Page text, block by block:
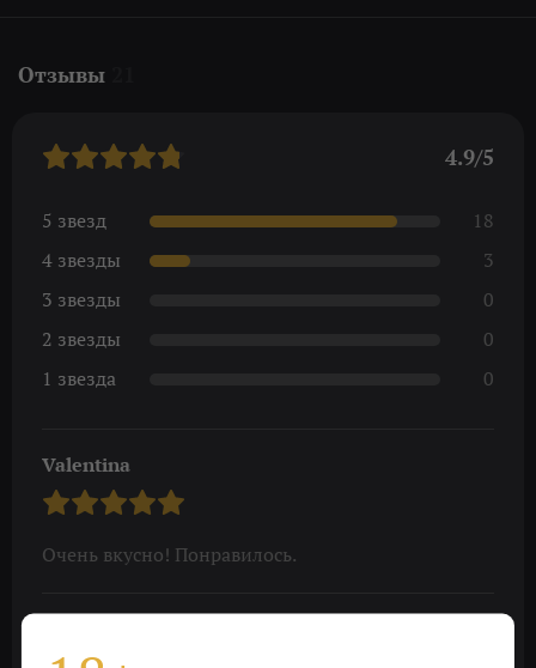
Отзывы
4.9/5
5 звезд
18
4 звезды
3
3 звезды
0
2 звезды
0
1 звезда
0
Valentina
Очень вкусно! Понравилось.